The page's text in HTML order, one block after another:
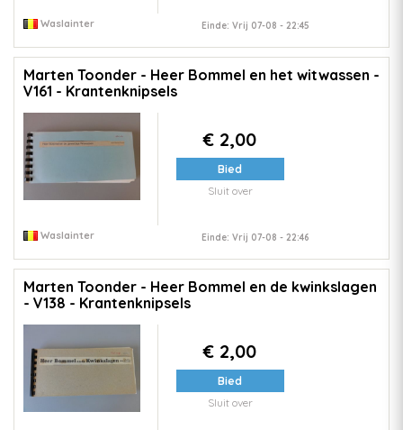
Waslainter Einde: Vrij 07-08 - 22:45
Marten Toonder - Heer Bommel en het witwassen -
V161 - Krantenknipsels
€ 2,00
Bied
Sluit over
Waslainter Einde: Vrij 07-08 - 22:46
Marten Toonder - Heer Bommel en de kwinkslagen
- V138 - Krantenknipsels
€ 2,00
Bied
Sluit over